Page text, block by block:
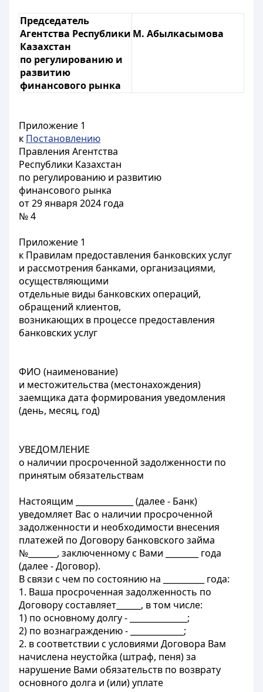
Председатель
Агентства Республики
Казахстан
по регулированию и
развитию
финансового рынка
М. Абылкасымова
Приложение 1
к Постановлению
Правления Агентства
Республики Казахстан
по регулированию и развитию
финансового рынка
от 29 января 2024 года
№ 4
Приложение 1
к Правилам предоставления банковских услуг
и рассмотрения банками, организациями,
осуществляющими
отдельные виды банковских операций,
обращений клиентов,
возникающих в процессе предоставления
банковских услуг
ФИО (наименование)
и местожительства (местонахождения)
заемщика дата формирования уведомления
(день, месяц, год)
УВЕДОМЛЕНИЕ
о наличии просроченной задолженности по
принятым обязательствам
Настоящим ______________ (далее - Банк)
уведомляет Вас о наличии просроченной
задолженности и необходимости внесения
платежей по Договору банковского займа
№_______, заключенному с Вами ________ года
(далее - Договор).
В связи с чем по состоянию на __________ года:
1. Ваша просроченная задолженность по
Договору составляет______, в том числе:
1) по основному долгу - ______________;
2) по вознаграждению - _____________;
2. в соответствии с условиями Договора Вам
начислена неустойка (штраф, пеня) за
нарушение Вами обязательств по возврату
основного долга и (или) уплате